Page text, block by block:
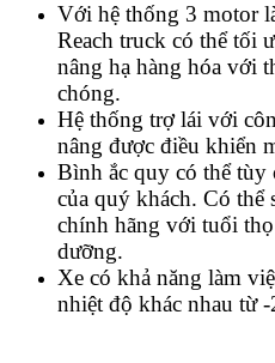
Với hệ thống 3 motor
Reach truck có thể tối
nâng hạ hàng hóa với
chóng.
Hệ thống trợ lái với
nâng được điều khiển
Bình ắc quy có thể tùy
của quý khách. Có thể
chính hãng với tuổi
dưỡng.
Xe có khả năng làm
nhiệt độ khác nhau từ